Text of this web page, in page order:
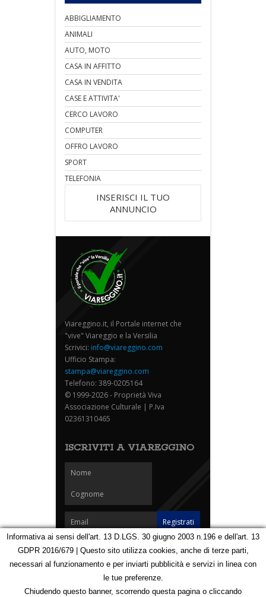
ABBIGLIAMENTO
ANIMALI
AUTO, MOTO
CASA IN AFFITTO
CASA IN VENDITA
CASE E ATTIVITA'
CERCO LAVORO
COMPUTER
OFFRO LAVORO
SPORT
TELEFONIA
INSERISCI IL TUO
ANNUNCIO
Viareggino.it, il Portale internet che
"vive" Viareggio e la Versilia
Scrivici: info@viareggino.com
Ufficio Stampa:
stampa@viareggino.com
Telefono: 389-0205164
© 1999-2026 - Proprietà Viva
Associazione Culturale | P.Iva
02361310465
ISCRIVITI A VIAREGGINO
Homepage Notizie Speciali Eventi
Foto Carnevale
Mappa
Informativa ai sensi dell'art. 13 D.LGS. 30 giugno 2003 n.196 e dell'art. 13
GDPR 2016/679 | Questo sito utilizza cookies, anche di terze parti,
necessari al funzionamento e per inviarti pubblicità e servizi in linea con
le tue preferenze.
Chiudendo questo banner, scorrendo questa pagina o cliccando